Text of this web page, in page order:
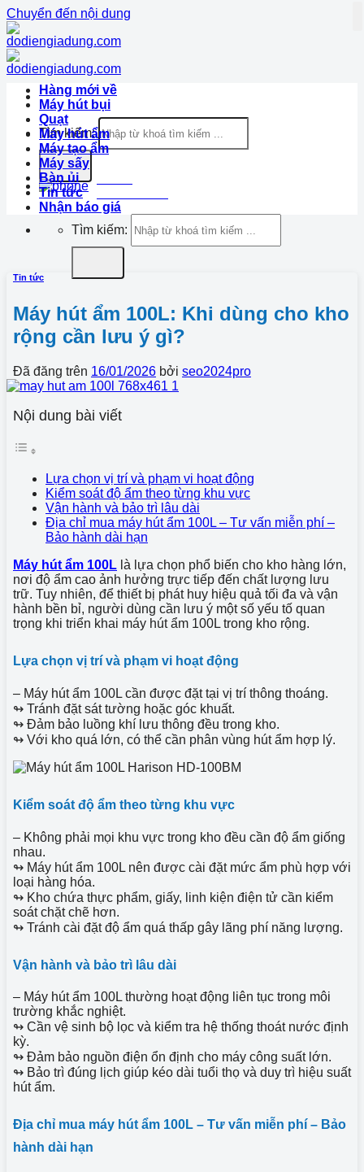
Chuyển đến nội dung
Tìm kiếm:
Tìm kiếm:
Hàng mới về
Máy hút bụi
Quạt
Máy hút ẩm
Máy tạo ẩm
Máy sấy
Bàn ủi
Tin tức
Nhận báo giá
Tin tức
Máy hút ẩm 100L: Khi dùng cho kho
rộng cần lưu ý gì?
Đã đăng trên 16/01/2026 bởi seo2024pro
Nội dung bài viết
Lựa chọn vị trí và phạm vi hoạt động
Kiểm soát độ ẩm theo từng khu vực
Vận hành và bảo trì lâu dài
Địa chỉ mua máy hút ẩm 100L – Tư vấn miễn phí –
Bảo hành dài hạn
Máy hút ẩm 100L là lựa chọn phổ biến cho kho hàng lớn,
nơi độ ẩm cao ảnh hưởng trực tiếp đến chất lượng lưu
trữ. Tuy nhiên, để thiết bị phát huy hiệu quả tối đa và vận
hành bền bỉ, người dùng cần lưu ý một số yếu tố quan
trọng khi triển khai máy hút ẩm 100L trong kho rộng.
Lựa chọn vị trí và phạm vi hoạt động
– Máy hút ẩm 100L cần được đặt tại vị trí thông thoáng.
↬ Tránh đặt sát tường hoặc góc khuất.
↬ Đảm bảo luồng khí lưu thông đều trong kho.
↬ Với kho quá lớn, có thể cần phân vùng hút ẩm hợp lý.
Kiểm soát độ ẩm theo từng khu vực
– Không phải mọi khu vực trong kho đều cần độ ẩm giống
nhau.
↬ Máy hút ẩm 100L nên được cài đặt mức ẩm phù hợp với
loại hàng hóa.
↬ Kho chứa thực phẩm, giấy, linh kiện điện tử cần kiểm
soát chặt chẽ hơn.
↬ Tránh cài đặt độ ẩm quá thấp gây lãng phí năng lượng.
Vận hành và bảo trì lâu dài
– Máy hút ẩm 100L thường hoạt động liên tục trong môi
trường khắc nghiệt.
↬ Cần vệ sinh bộ lọc và kiểm tra hệ thống thoát nước định
kỳ.
↬ Đảm bảo nguồn điện ổn định cho máy công suất lớn.
↬ Bảo trì đúng lịch giúp kéo dài tuổi thọ và duy trì hiệu suất
hút ẩm.
Địa chỉ mua máy hút ẩm 100L – Tư vấn miễn phí – Bảo
hành dài hạn